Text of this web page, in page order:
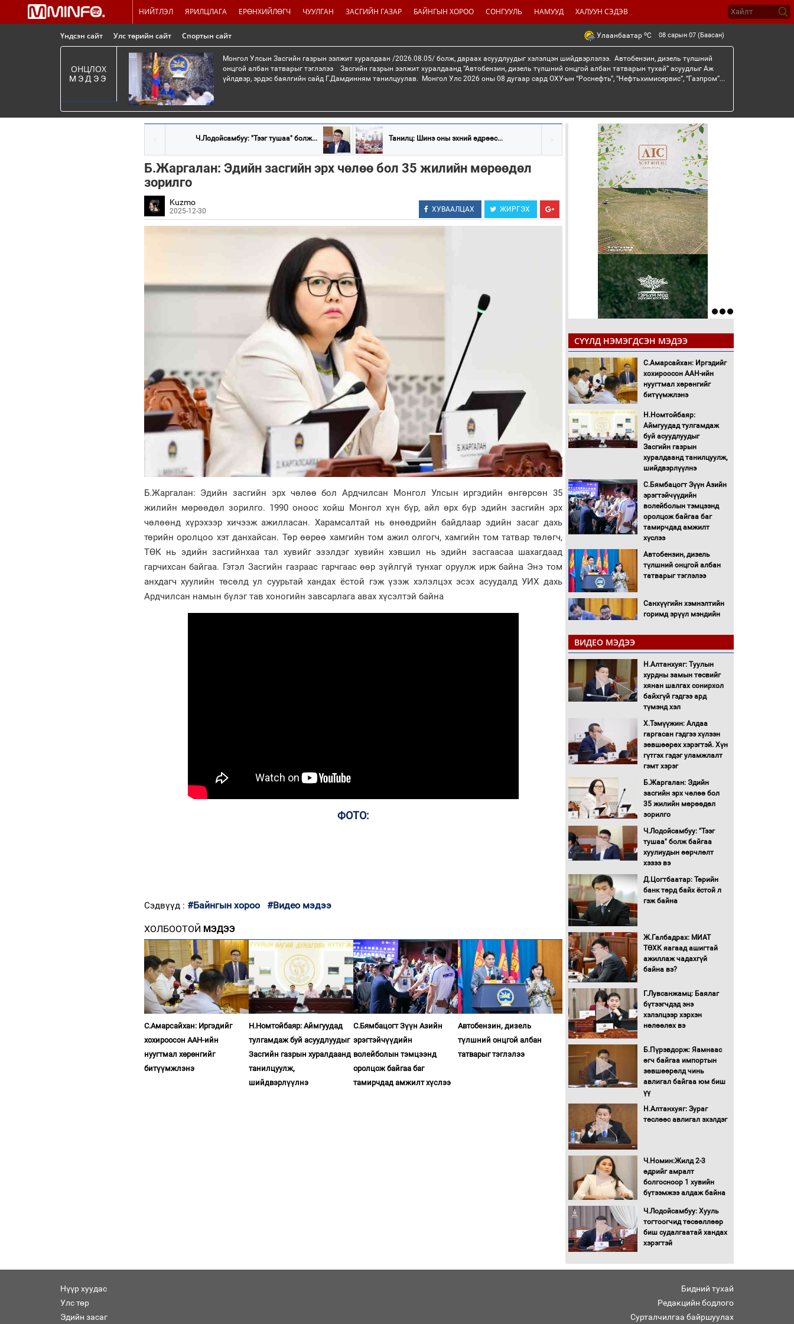
НИЙТЛЭЛ ЯРИЛЦЛАГА ЕРӨНХИЙЛӨГЧ ЧУУЛГАН ЗАСГИЙН ГАЗАР БАЙНГЫН ХОРОО СОНГУУЛЬ НАМУУД ХАЛУУН СЭДЭВ
Үндсэн сайт Улс төрийн сайт Спортын сайт Улаанбаатар oC 08 сарын 07 (Баасан)
ОНЦЛОХ
МЭДЭЭ
Монгол Улсын Засгийн газрын ээлжит хуралдаан /2026.08.05/ болж, дараах асуудлуудыг хэлэлцэн шийдвэрлэлээ. Автобензин, дизель түлшний
онцгой албан татварыг тэглэлээ Засгийн газрын ээлжит хуралдаанд “Автобензин, дизель түлшний онцгой албан татварын тухай” асуудлыг Аж
үйлдвэр, эрдэс баялгийн сайд Г.Дамдинням танилцуулав. Монгол Улс 2026 оны 08 дугаар сард ОХУ-ын “Роснефть”, “Нефтьхимисервис”, “Газпром”...
Ч.Лодойсамбуу: "Тээг тушаа" болж... Танилц: Шинэ оны эхний өдрөөс...
Б.Жаргалан: Эдийн засгийн эрх чөлөө бол 35 жилийн мөрөөдөл
зорилго
Kuzmo
2025-12-30 ХУВААЛЦАХ ЖИРГЭХ
Б.Жаргалан: Эдийн засгийн эрх чөлөө бол Ардчилсан Монгол Улсын иргэдийн өнгөрсөн 35
жилийн мөрөөдөл зорилго. 1990 оноос хойш Монгол хүн бүр, айл өрх бүр эдийн засгийн эрх
чөлөөнд хүрэхээр хичээж ажилласан. Харамсалтай нь өнөөдрийн байдлаар эдийн засаг дахь
төрийн оролцоо хэт данхайсан. Төр өөрөө хамгийн том ажил олгогч, хамгийн том татвар төлөгч,
ТӨК нь эдийн засгийнхаа тал хувийг эзэлдэг хувийн хэвшил нь эдийн засгаасаа шахагдаад
гарчихсан байгаа. Гэтэл Засгийн газраас гарчгаас өөр зүйлгүй тунхаг оруулж ирж байна Энэ том
анхдагч хуулийн төсөлд ул суурьтай хандах ёстой гэж үзэж хэлэлцэх эсэх асуудалд УИХ дахь
Ардчилсан намын бүлэг тав хоногийн завсарлага авах хүсэлтэй байна
ФОТО:
Сэдвүүд : #Байнгын хороо #Видео мэдээ
ХОЛБООТОЙ МЭДЭЭ
С.Амарсайхан: Иргэдийг
хохироосон ААН-ийн
нуугтмал хөрөнгийг
битүүмжлэнэ
Н.Номтойбаяр: Аймгуудад
тулгамдаж буй асуудлуудыг
Засгийн газрын хуралдаанд
танилцуулж,
шийдвэрлүүлнэ
С.Бямбацогт Зүүн Азийн
эрэгтэйчүүдийн
волейболын тэмцээнд
оролцож байгаа баг
тамирчдад амжилт хүслээ
Автобензин, дизель
түлшний онцгой албан
татварыг тэглэлээ
СҮҮЛД НЭМЭГДСЭН МЭДЭЭ
С.Амарсайхан: Иргэдийг
хохироосон ААН-ийн
нуугтмал хөрөнгийг
битүүмжлэнэ
Н.Номтойбаяр:
Аймгуудад тулгамдаж
буй асуудлуудыг
Засгийн газрын
хуралдаанд танилцуулж,
шийдвэрлүүлнэ
С.Бямбацогт Зүүн Азийн
эрэгтэйчүүдийн
волейболын тэмцээнд
оролцож байгаа баг
тамирчдад амжилт
хүслээ
Автобензин, дизель
түлшний онцгой албан
татварыг тэглэлээ
Санхүүгийн хэмнэлтийн
горимд эрүүл мэндийн
Нөөцийн махны
худалдаа, борлуулалтыг
нээлттэй ил тод болгоно
Монгол Улс “COP17”-д
“Тал хээрийн
төлөвлөгөө”-гөө
танилцуулна
16 төрлийн эмийг нэг эх
үүсвэрээс худалдан авах
журмыг баталлаа
Бүх шатанд хэмнэлтийн
горимд шилжиж, найр
наадам, зөвлөгөөн,
гадаад томилолтыг
хориглолоо
Сайд нар төсвөө хэрхэн
Автомашинд улсын
дугаарын тэгш,
Бага орлоготой
иргэдийн орлогод
татвар ногдуулахгүй
бүрдүүллээ
Хөшөө бүтсэн түүхийг
өгүүлэх 7 баримт
Хөвсгөл нуурын лусыг
тахих төрийн тахилгын
“Хар жагсаалт”-ын
асуудлыг цэгцлэх
чиглэлээр
Монголбанкны
хугацаатай үүрэг өглөө
Ерөнхий сайд Н.Учрал
олимпиадын хүрээнд
болов
Энэ намар 1-6 дугаар
ангийн хүүхдүүдэд
сургуулийн автобус
үйлчилнэ
ВИДЕО МЭДЭЭ
Н.Алтанхуяг: Туулын
хурдны замын төсвийг
хянан шалгах сонирхол
байхгүй гэдгээ ард
түмэнд хэл
Х.Тэмүүжин: Алдаа
гаргасан гэдгээ хүлээн
зөвшөөрөх хэрэгтэй. Хүн
гүтгэх гэдэг уламжлалт
гэмт хэрэг
Б.Жаргалан: Эдийн
засгийн эрх чөлөө бол
35 жилийн мөрөөдөл
зорилго
Ч.Лодойсамбуу: "Тээг
тушаа" болж байгаа
хуулиудын өөрчлөлт
хэзээ вэ
Д.Цогтбаатар: Төрийн
банк төрд байх ёстой л
гэж байна
Ж.Галбадрах: МИАТ
ТӨХК яагаад ашигтай
ажиллаж чадахгүй
байна вэ?
Г.Лувсанжамц: Баялаг
бүтээгчдэд энэ
хэлэлцээр хэрхэн
нөлөөлөх вэ
Б.Пүрэвдорж: Яамнаас
өгч байгаа импортын
зөвшөөрөлд чинь
авлигал байгаа юм биш
үү
Н.Алтанхуяг: Зураг
төслөөс авлигал эхэлдэг
Ч.Номин:Жилд 2-3
өдрийг амралт
болгосноор 1 хувийн
бүтээмжээ алдаж байна
Ч.Лодойсамбуу: Хууль
тогтоогчид төсөөллөөр
биш судалгаатай хандах
хэрэгтэй
Нүүр хуудас
Улс төр
Эдийн засаг
Бидний тухай
Редакцийн бодлого
Сурталчилгаа байршуулах